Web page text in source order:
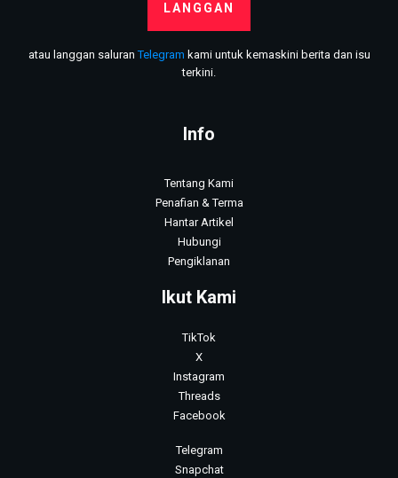
LANGGAN
atau langgan saluranTelegram kami untuk kemaskini berita dan isu
terkini.
Info
Tentang Kami
Penafian & Terma
Hantar Artikel
Hubungi
Pengiklanan
Ikut Kami
TikTok
X
Instagram
Threads
Facebook
Telegram
Snapchat